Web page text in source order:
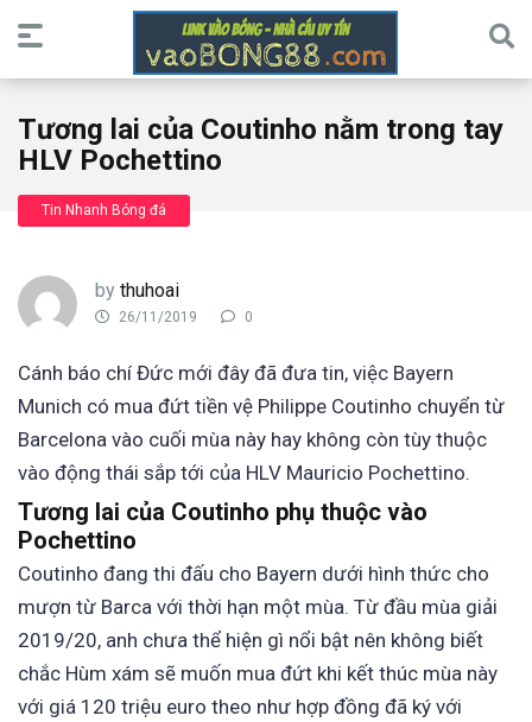
Tương lai của Coutinho nằm trong tay
HLV Pochettino
Tin Nhanh Bóng đá
by thuhoai
26/11/2019 0
Cánh báo chí Đức mới đây đã đưa tin, việc Bayern
Munich có mua đứt tiền vệ Philippe Coutinho chuyển từ
Barcelona vào cuối mùa này hay không còn tùy thuộc
vào động thái sắp tới của HLV Mauricio Pochettino.
Tương lai của Coutinho phụ thuộc vào
Pochettino
Coutinho đang thi đấu cho Bayern dưới hình thức cho
mượn từ Barca với thời hạn một mùa. Từ đầu mùa giải
2019/20, anh chưa thể hiện gì nổi bật nên không biết
chắc Hùm xám sẽ muốn mua đứt khi kết thúc mùa này
với giá 120 triệu euro theo như hợp đồng đã ký với